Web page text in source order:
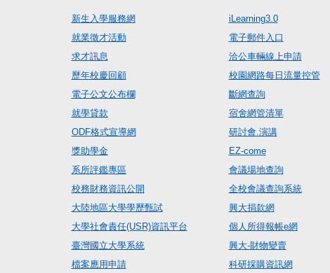
新生入學服務網
就業徵才活動
求才訊息
歷年校慶回顧
電子公文公布欄
就學貸款
ODF格式宣導網
獎助學金
系所評鑑專區
校務財務資訊公開
大陸地區大學學歷甄試
大學社會責任(USR)資訊平台
臺灣國立大學系統
檔案應用申請
iLearning3.0
電子郵件入口
洽公車輛線上申請
校園網路每日流量控管
斷網查詢
宿舍網管清單
研討會.演講
EZ-come
會議場地查詢
全校會議查詢系統
興大捐款網
個人所得報帳e網
興大-財物變賣
科研採購資訊網